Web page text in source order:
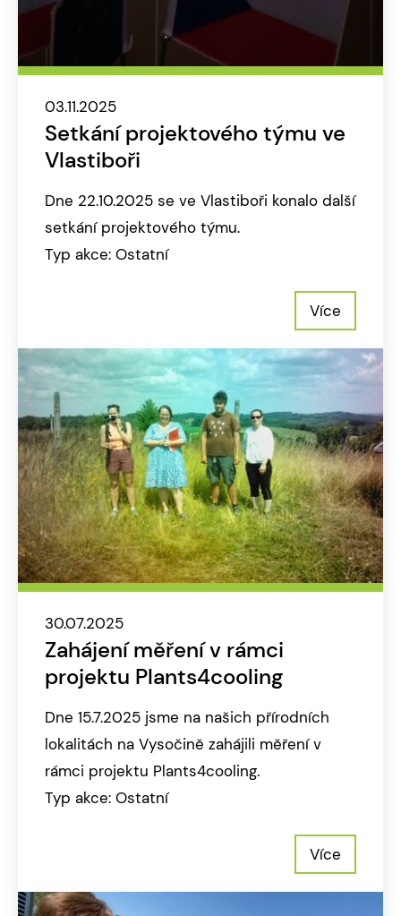
03.11.2025
Setkání projektového týmu ve
Vlastiboři
Dne 22.10.2025 se ve Vlastiboři konalo další
setkání projektového týmu.
Typ akce: Ostatní
Více
30.07.2025
Zahájení měření v rámci
projektu Plants4cooling
Dne 15.7.2025 jsme na našich přírodních
lokalitách na Vysočině zahájili měření v
rámci projektu Plants4cooling.
Typ akce: Ostatní
Více